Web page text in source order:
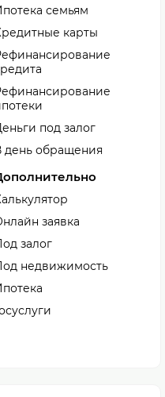
семьям
карты
под залог
день обращения
заявка
залог
недвижимость